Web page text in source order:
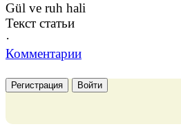
Gül ve ruh hali
Текст статьи
·
Комментарии
Регистрация Войти